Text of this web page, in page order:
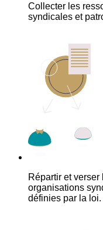
Collecter les
syndicales et
Répartir et
organisations
définies par la loi.